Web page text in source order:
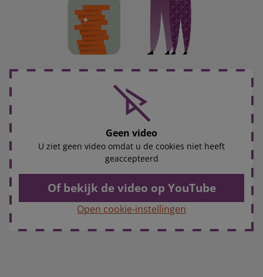
Geen video
U ziet geen video omdat u de cookies niet heeft
geaccepteerd
Of bekijk de video op YouTube
Open cookie-instellingen